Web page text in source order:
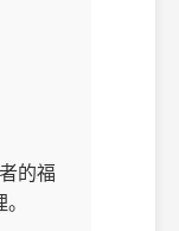
的福